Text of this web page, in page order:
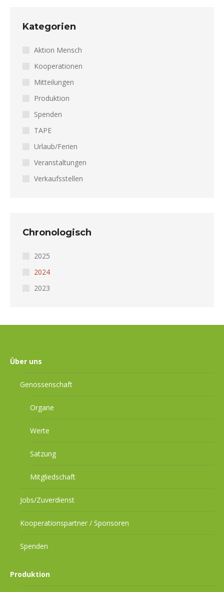
Kategorien
Aktion Mensch
Kooperationen
Mitteilungen
Produktion
Spenden
TAPE
Urlaub/Ferien
Veranstaltungen
Verkaufsstellen
Chronologisch
2025
2024
2023
Über uns
Genossenschaft
Organe
Werte
Satzung
Mitgliedschaft
Jobs/Zuverdienst
Kooperationspartner / Sponsoren
Spenden
Produktion